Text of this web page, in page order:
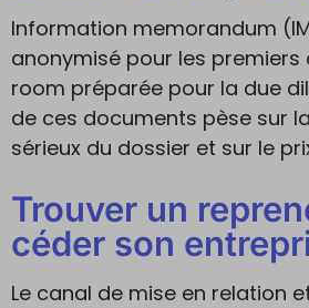
Information memorandum
anonymisé pour les
room préparée pour la due
de ces documents pèse sur
sérieux du dossier et sur le
Trouver un
céder son
Le canal de mise en relation